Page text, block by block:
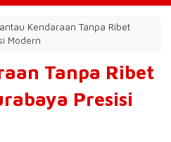
Kendaraan Tanpa Ribet
Modern
Tanpa Ribet
Presisi